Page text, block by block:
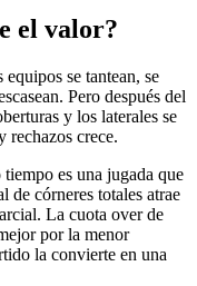
el valor?
se tantean, se
Pero después del
y los laterales se
rechazos crece.
es una jugada que
de córneres totales atrae
La cuota over de
por la menor
la convierte en una